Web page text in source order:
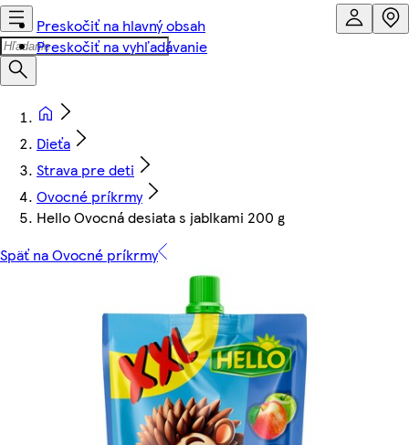
Preskočiť na hlavný obsah
Preskočiť na vyhľadávanie
Dieťa
Strava pre deti
Ovocné príkrmy
Hello Ovocná desiata s jablkami 200 g
Späť na Ovocné príkrmy